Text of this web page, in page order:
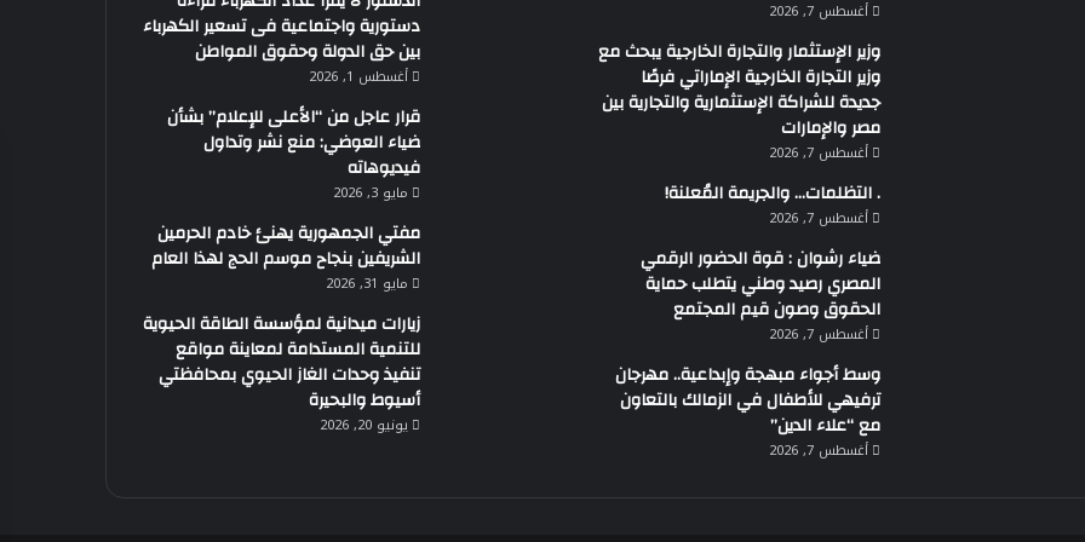
أغسطس 7, 2026
وزير الإستثمار والتجارة الخارجية يبحث مع
وزير التجارة الخارجية الإماراتي فرصًا
جديدة للشراكة الإستثمارية والتجارية بين
مصر والإمارات
أغسطس 7, 2026
. التظلمات… والجريمة المُعلنة!
أغسطس 7, 2026
ضياء رشوان : قوة الحضور الرقمي
المصري رصيد وطني يتطلب حماية
الحقوق وصون قيم المجتمع
أغسطس 7, 2026
وسط أجواء مبهجة وإبداعية.. مهرجان
ترفيهي للأطفال في الزمالك بالتعاون
مع “علاء الدين”
أغسطس 7, 2026
دستورية واجتماعية فى تسعير الكهرباء
بين حق الدولة وحقوق المواطن
أغسطس 1, 2026
قرار عاجل من “الأعلى للإعلام” بشأن
ضياء العوضي: منع نشر وتداول
فيديوهاته
مايو 3, 2026
مفتي الجمهورية يهنئ خادم الحرمين
الشريفين بنجاح موسم الحج لهذا العام
مايو 31, 2026
زيارات ميدانية لمؤسسة الطاقة الحيوية
للتنمية المستدامة لمعاينة مواقع
تنفيذ وحدات الغاز الحيوي بمحافظتي
أسيوط والبحيرة
يونيو 20, 2026